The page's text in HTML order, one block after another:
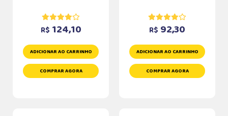
R$ 124,10
ADICIONAR AO CARRINHO
COMPRAR AGORA
R$ 92,30
ADICIONAR AO CARRINHO
COMPRAR AGORA